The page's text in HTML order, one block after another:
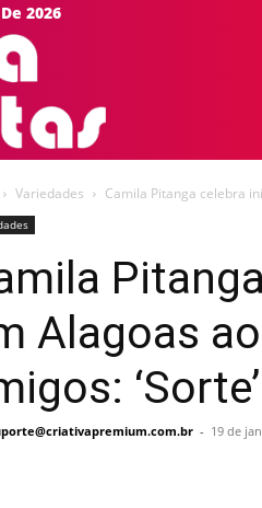
2026
Variedades Camila Pitanga celebra
Alagoas
‘Sorte’
- 19 de